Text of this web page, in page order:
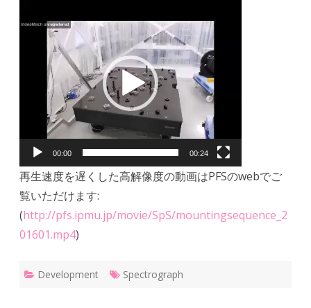
画
00:00 00:24
再生速度を遅くした高解像度の動画はPFSのwebでご
覧いただけます:
(http://pfs.ipmu.jp/movie/SpS/mountingsequence_2
01601.mp4)
Development Spectrograph